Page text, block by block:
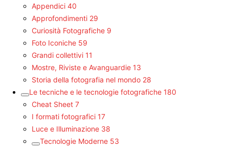
Appendici 40
Approfondimenti 29
Curiosità Fotografiche 9
Foto Iconiche 59
Grandi collettivi 11
Mostre, Riviste e Avanguardie 13
Storia della fotografia nel mondo 28
Le tecniche e le tecnologie fotografiche 180
Cheat Sheet 7
I formati fotografici 17
Luce e Illuminazione 38
Tecnologie Moderne 53